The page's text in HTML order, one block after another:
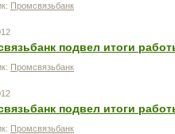
Промсвязьбанк
подвел итоги
Промсвязьбанк
подвел итоги
Промсвязьбанк